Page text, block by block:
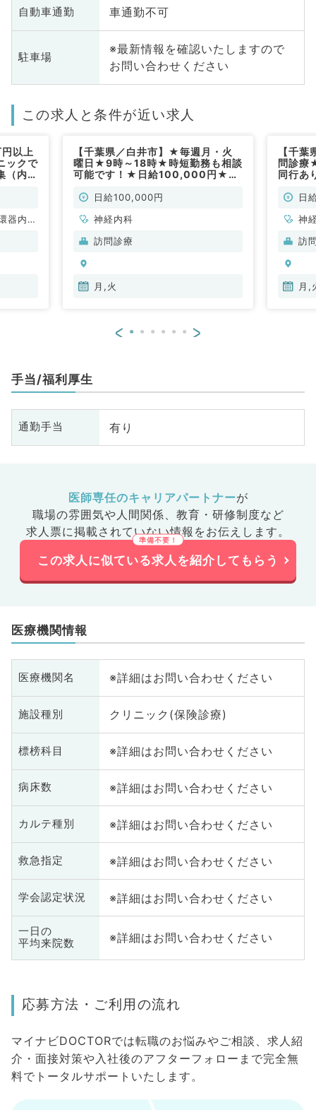
自動車通勤 車通勤不可
駐車場
※最新情報を確認いたしますので
お問い合わせください
この求人と条件が近い求人
以上
ックで
（内科
器内
【千葉県／白井市】★毎週月・火
曜日★9時～18時★時短勤務も相談
可能です！★日給100,000円★ク
(神経内科／非常勤)
日給100,000円
神経内科
訪問診療
月,火
【千
問診療
同行あ
／非常
日
神
科
訪
月,
< >
手当/福利厚生
通勤手当 有り
医師専任のキャリアパートナーが
職場の雰囲気や人間関係、 教育・研修制度など
求人票に掲載されていない情報をお伝えします。
この求人に似ている求人を紹介してもらう
医療機関情報
医療機関名 ※詳細はお問い合わせください
施設種別 クリニック(保険診療)
標榜科目 ※詳細はお問い合わせください
病床数 ※詳細はお問い合わせください
カルテ種別 ※詳細はお問い合わせください
救急指定 ※詳細はお問い合わせください
学会認定状況 ※詳細はお問い合わせください
一日の
平均来院数
※詳細はお問い合わせください
応募方法・ご利用の流れ
マイナビDOCTORでは転職のお悩みやご相談、求人紹
介・面接対策や入社後のアフターフォローまで完全無
料でトータルサポートいたします。